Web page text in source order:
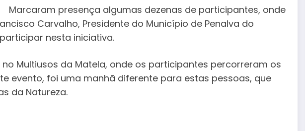
Marcaram presença algumas dezenas de participantes, onde
Carvalho, Presidente do Município de Penalva do
nesta iniciativa.
Multiusos da Matela, onde os participantes percorreram os
evento, foi uma manhã diferente para estas pessoas, que
da Natureza.